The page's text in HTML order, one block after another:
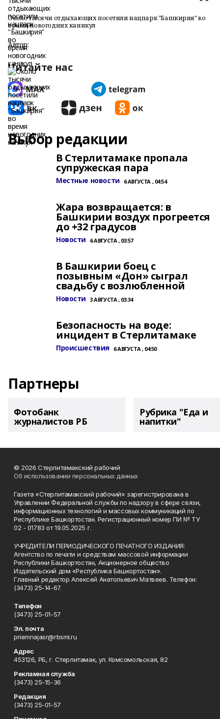
Около тысячи отдыхающих посетили нацпарк "Башкирия" во
время новогодних каникул
Автор:
Читайте нас
Выбор редакции
В Стерлитамаке пропала
супружеская пара
Местные новости 6 АВГУСТА , 04:54
Жара возвращается: в
Башкирии воздух прогреется
до +32 градусов
Новости 6 АВГУСТА , 03:57
В Башкирии боец с
позывным «Дон» сыграл
свадьбу с возлюбленной
Новости 3 АВГУСТА , 03:34
Безопасность на воде:
инцидент в Стерлитамаке
Происшествия 6 АВГУСТА , 04:50
Партнеры
Фотобанк
журналистов РБ
Рубрика "Еда и
напитки"
© 2026 Стерлитамакский рабочий
Об использовании персональных данных
Газета «Стерлитамакский рабочий» зарегистрирована в
Управлении Федеральной службы по надзору в сфере связи,
информационных технологий и массовых коммуникаций по
Республике Башкортостан. Регистрационный номер ПИ № ТУ
02 - 01783 от 19.05.2025 г.
УЧРЕДИТЕЛИ ПЕРИОДИЧЕСКОГО ПЕЧАТНОГО ИЗДАНИЯ:
Агентство по печати и средствам массовой информации
Республики Башкортостан, Акционерное общество
Издательский дом «Республика Башкортостан».
Главный редактор Алексей Анатольевич Матвеев. Телефон:
(3473) 25-14-67.
Телефон
(3473) 25-01-57
Эл. почта
priemnajasr@rbsmi.ru
Адрес
453126, РБ, г. Стерлитамак, ул. Комсомольская, 82
Рекламная служба
(3473) 25-15-36
Редакция
(3473) 25-01-57